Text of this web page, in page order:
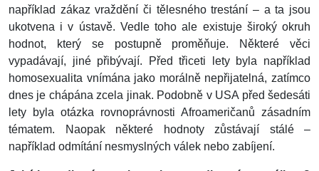
například zákaz vraždění či tělesného trestání – a ta jsou
ukotvena i v ústavě. Vedle toho ale existuje široký okruh
hodnot, který se postupně proměňuje. Některé věci
vypadávají, jiné přibývají. Před třiceti lety byla například
homosexualita vnímána jako morálně nepřijatelná, zatímco
dnes je chápána zcela jinak. Podobně v USA před šedesáti
lety byla otázka rovnoprávnosti Afroameričanů zásadním
tématem. Naopak některé hodnoty zůstávají stálé –
například odmítání nesmyslných válek nebo zabíjení.